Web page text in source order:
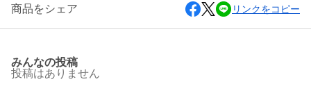
商品をシェア リンクをコピー
みんなの投稿
投稿はありません